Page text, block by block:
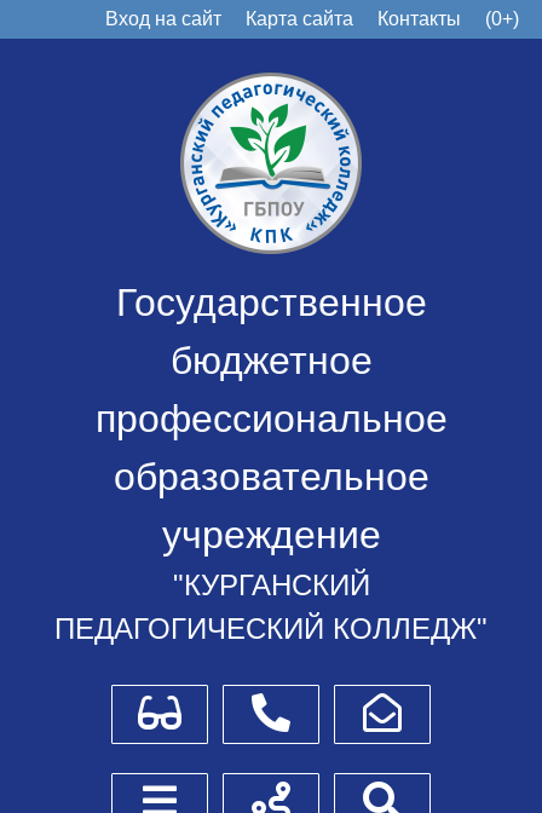
Вход на сайт Карта сайта Контакты (0+)
Государственное
бюджетное
профессиональное
образовательное
учреждение
"КУРГАНСКИЙ
ПЕДАГОГИЧЕСКИЙ КОЛЛЕДЖ"
Для слабовидящихТелефоныНаписать обращение
Боковое менюСхема проезда